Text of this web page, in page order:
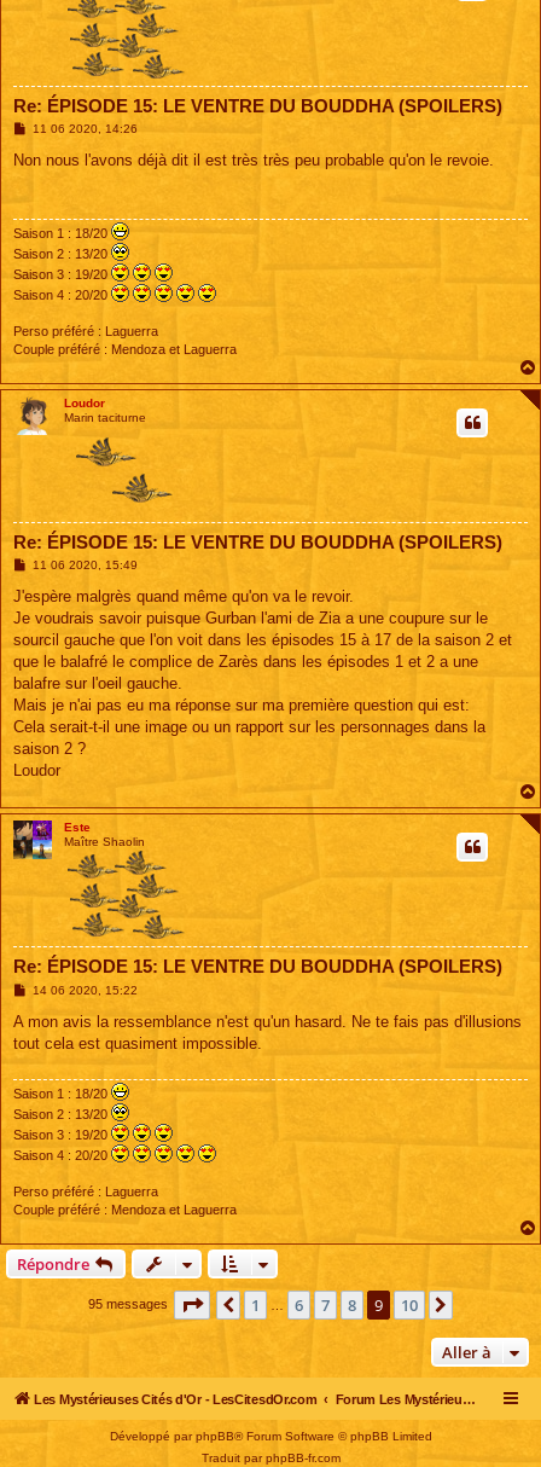
Re: ÉPISODE 15: LE VENTRE DU BOUDDHA (SPOILERS)
M
s
11 06 2020, 14:26
Non nous l'avons déjà dit il est très très peu probable qu'on le revoie.
Saison 1 : 18/20
Saison 2 : 13/20
Saison 3 : 19/20
Saison 4 : 20/20
Perso préféré : Laguerra
Couple préféré : Mendoza et Laguerra
Loudor
Marin taciturne
Re: ÉPISODE 15: LE VENTRE DU BOUDDHA (SPOILERS)
M
s
a
g
11 06 2020, 15:49
J'espère malgrès quand même qu'on va le revoir.
Je voudrais savoir puisque Gurban l'ami de Zia a une coupure sur le
sourcil gauche que l'on voit dans les épisodes 15 à 17 de la saison 2 et
que le balafré le complice de Zarès dans les épisodes 1 et 2 a une
balafre sur l'oeil gauche.
Mais je n'ai pas eu ma réponse sur ma première question qui est:
Cela serait-t-il une image ou un rapport sur les personnages dans la
saison 2 ?
Loudor
Este
Maître Shaolin
Re: ÉPISODE 15: LE VENTRE DU BOUDDHA (SPOILERS)
M
s
a
14 06 2020, 15:22
A mon avis la ressemblance n'est qu'un hasard. Ne te fais pas d'illusions
tout cela est quasiment impossible.
Saison 1 : 18/20
Saison 2 : 13/20
Saison 3 : 19/20
Saison 4 : 20/20
Perso préféré : Laguerra
Couple préféré : Mendoza et Laguerra
Répondre
95 messages Page sur 10
Précédente
1 … 6 7 8 9 10
Aller à
Les Mystérieuses Cités d'Or - LesCitesdOr.com Forum Les Mystérieuses Cités d'Or
Développé parphpBB® Forum Software © phpBB Limited
Traduit parphpBB-fr.com